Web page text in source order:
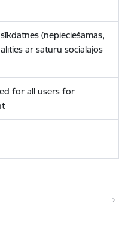
(nepieciešamas,
ar saturu sociālajos
for all users for